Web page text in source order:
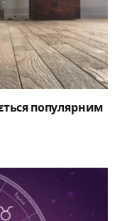
популярним